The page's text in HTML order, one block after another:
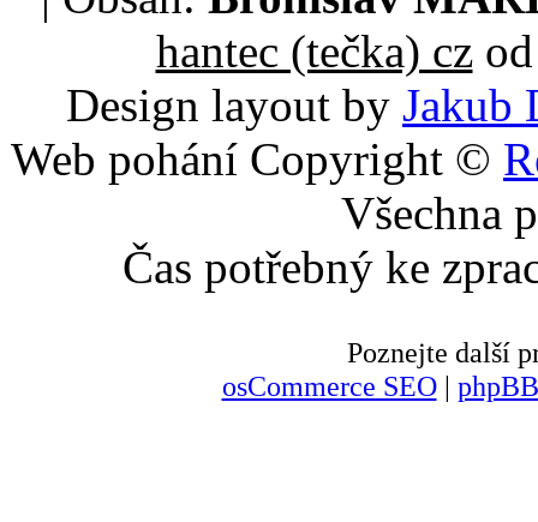
hantec (tečka) czod
Design layout by Jakub
Web pohání Copyright ©
Všechna
Čas potřebný ke
Poznejte další
osCommerce SEO|